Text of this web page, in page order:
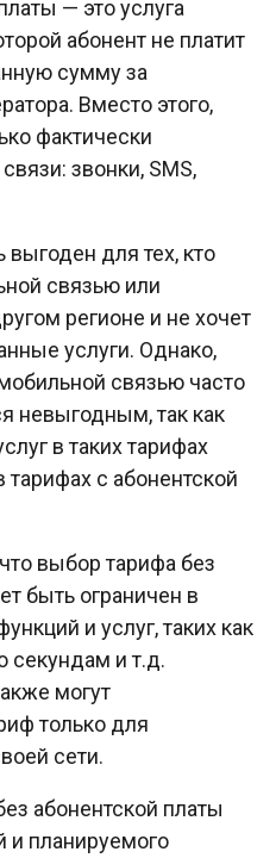
— это услуга
абонент не платит
сумму за
Вместо этого,
фактически
звонки, SMS,
для тех, кто
связью или
регионе и не хочет
услуги. Однако,
связью часто
невыгодным, так как
в таких тарифах
с абонентской
выбор тарифа без
быть ограничен в
и услуг, таких как
секундам и т.д.
могут
только для
сети.
абонентской платы
и планируемого